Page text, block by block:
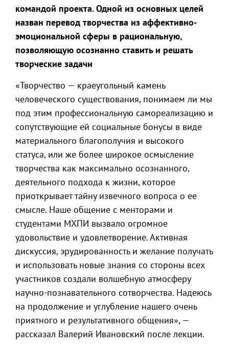
командой проекта. Одной из основных целей
назван перевод творчества из аффективно-
эмоциональной сферы в рациональную,
позволяющую осознанно ставить и решать
творческие задачи
«Творчество — краеугольный камень
человеческого существования, понимаем ли мы
под этим профессиональную самореализацию и
сопутствующие ей социальные бонусы в виде
материального благополучия и высокого
статуса, или же более широкое осмысление
творчества как максимально осознанного,
деятельного подхода к жизни, которое
приоткрывает тайну извечного вопроса о ее
смысле. Наше общение с менторами и
студентами МХПИ вызвало огромное
удовольствие и удовлетворение. Активная
дискуссия, эрудированность и желание получать
и использовать новые знания со стороны всех
участников создали волшебную атмосферу
научно-познавательного сотворчества. Надеюсь
на продолжение и углубление нашего очень
приятного и результативного общения», —
рассказал Валерий Ивановский после лекции.